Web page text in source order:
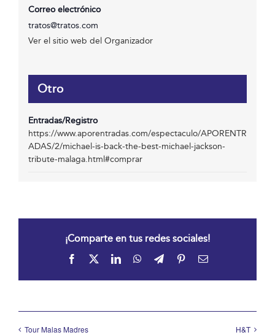
Correo electrónico
tratos@tratos.com
Ver el sitio web del Organizador
Otro
Entradas/Registro
https://www.aporentradas.com/espectaculo/APORENTR
ADAS/2/michael-is-back-the-best-michael-jackson-
tribute-malaga.html#comprar
¡Comparte en tus redes sociales!
Facebook LinkedInWhatsApp
TelegramPinterestCorreo
Tour Malas Madres H&T